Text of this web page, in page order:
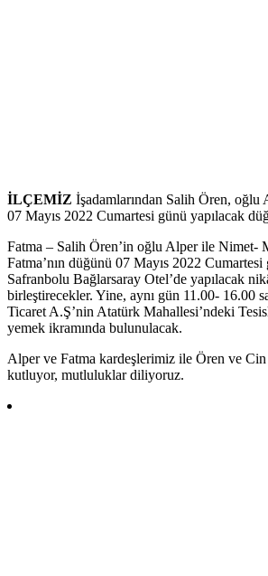
İLÇEMİZ İşadamlarından Salih Ören, oğlu
07 Mayıs 2022 Cumartesi günü yapılacak
Fatma – Salih Ören’in oğlu Alper ile Nimet-
Fatma’nın düğünü 07 Mayıs 2022 Cumartesi
Safranbolu Bağlarsaray Otel’de yapılacak
birleştirecekler. Yine, aynı gün 11.00- 16.00
Ticaret A.Ş’nin Atatürk Mahallesi’ndeki
yemek ikramında bulunulacak.
Alper ve Fatma kardeşlerimiz ile Ören ve
kutluyor, mutluluklar diliyoruz.